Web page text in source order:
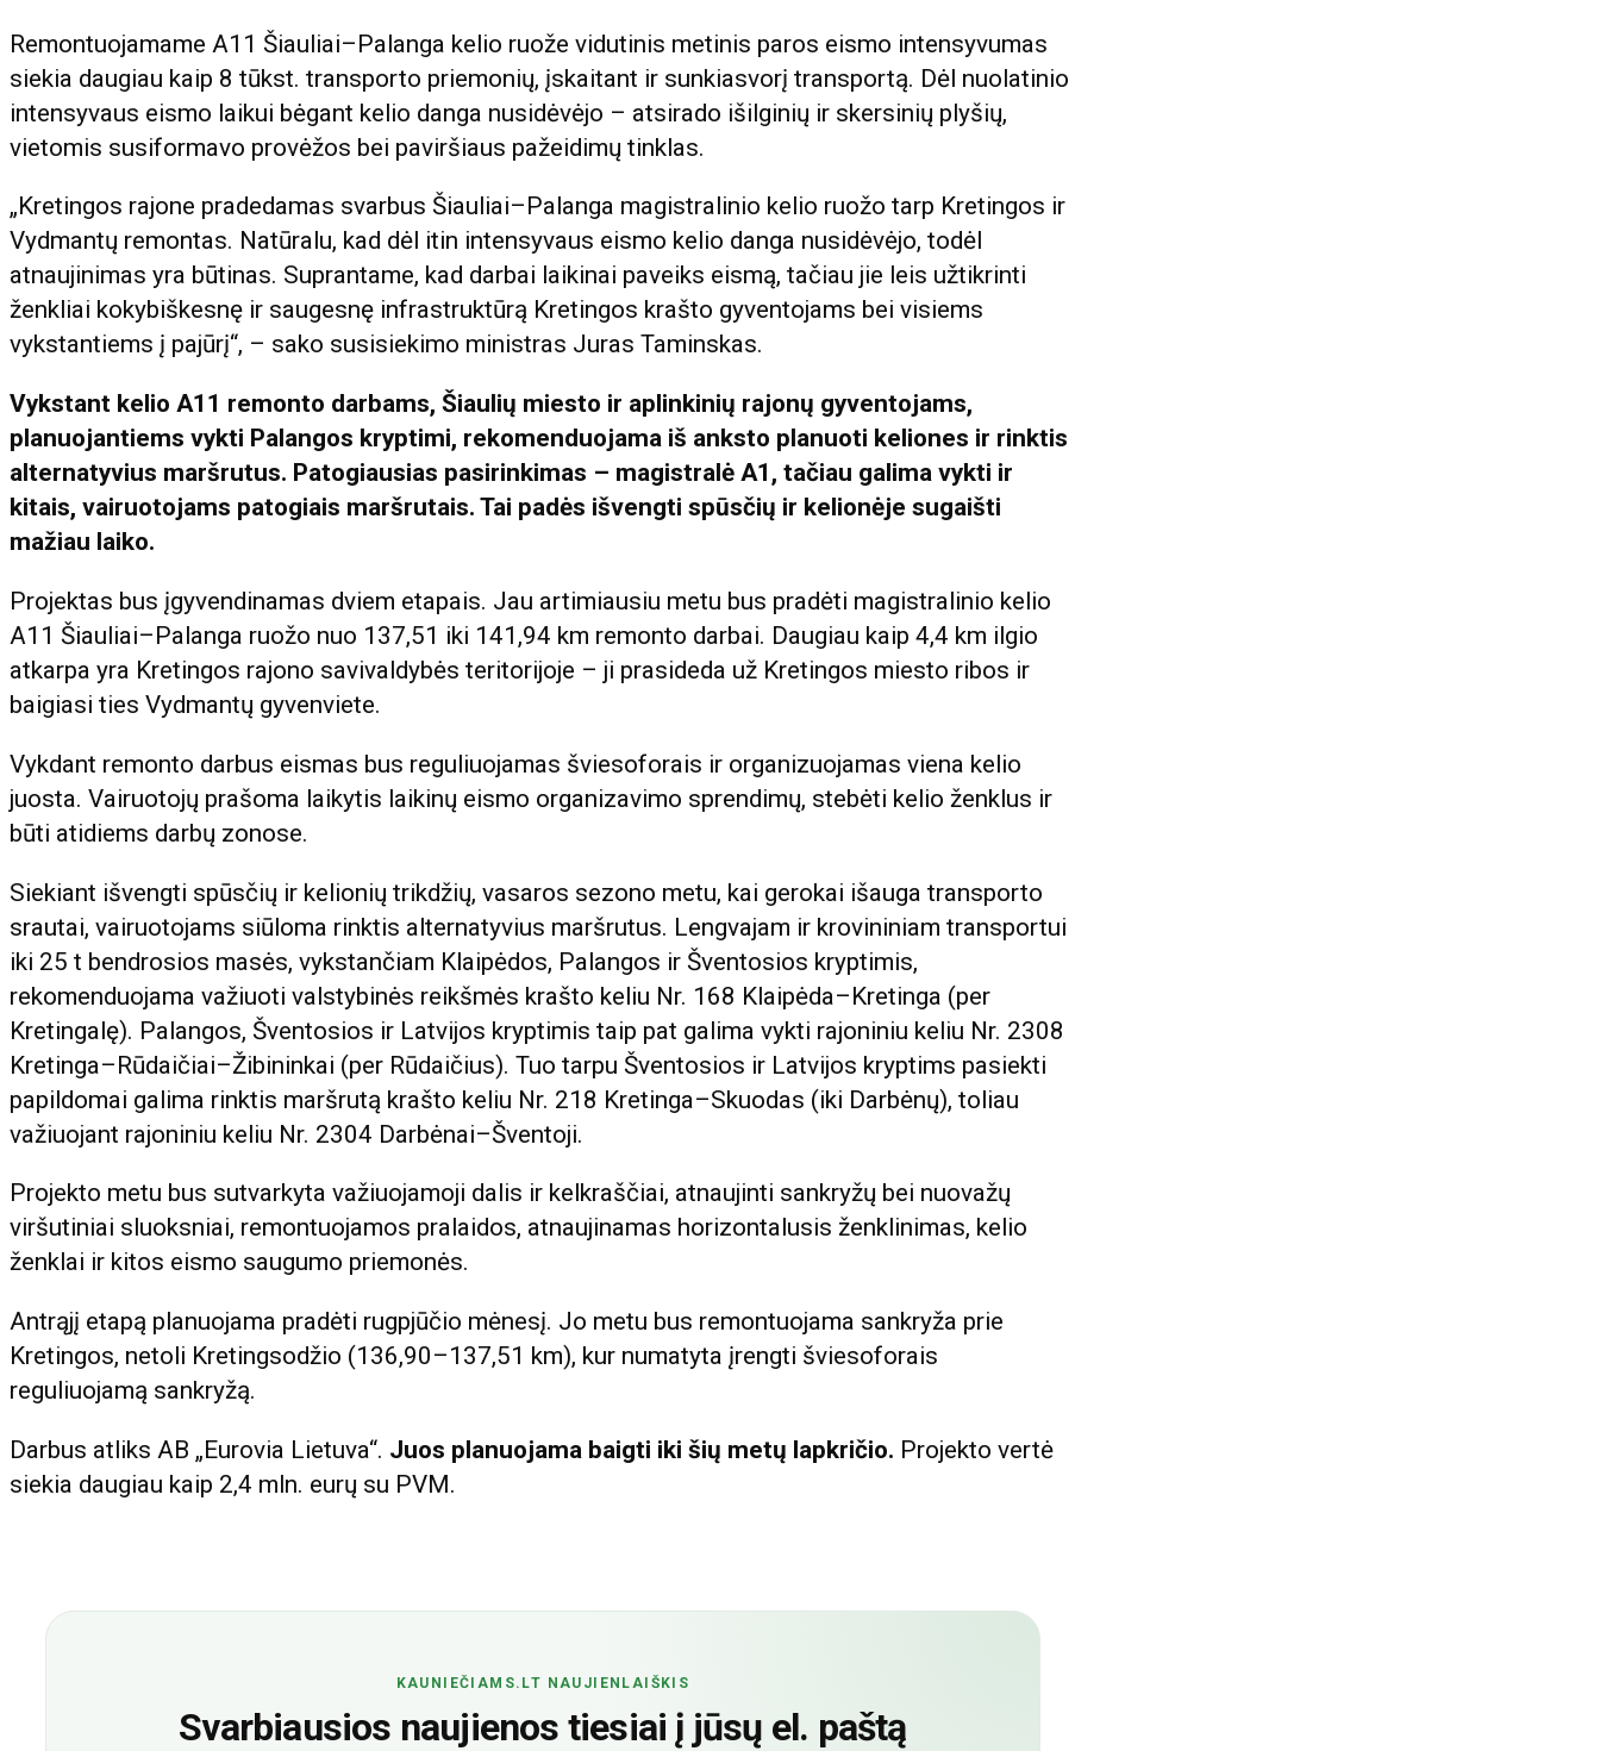
Remontuojamame A11 Šiauliai–Palanga kelio ruože vidutinis metinis paros eismo intensyvumas
siekia daugiau kaip 8 tūkst. transporto priemonių, įskaitant ir sunkiasvorį transportą. Dėl nuolatinio
intensyvaus eismo laikui bėgant kelio danga nusidėvėjo – atsirado išilginių ir skersinių plyšių,
vietomis susiformavo provėžos bei paviršiaus pažeidimų tinklas.
„Kretingos rajone pradedamas svarbus Šiauliai–Palanga magistralinio kelio ruožo tarp Kretingos ir
Vydmantų remontas. Natūralu, kad dėl itin intensyvaus eismo kelio danga nusidėvėjo, todėl
atnaujinimas yra būtinas. Suprantame, kad darbai laikinai paveiks eismą, tačiau jie leis užtikrinti
ženkliai kokybiškesnę ir saugesnę infrastruktūrą Kretingos krašto gyventojams bei visiems
vykstantiems į pajūrį“, – sako susisiekimo ministras Juras Taminskas.
Vykstant kelio A11 remonto darbams, Šiaulių miesto ir aplinkinių rajonų gyventojams,
planuojantiems vykti Palangos kryptimi, rekomenduojama iš anksto planuoti keliones ir rinktis
alternatyvius maršrutus. Patogiausias pasirinkimas – magistralė A1, tačiau galima vykti ir
kitais, vairuotojams patogiais maršrutais. Tai padės išvengti spūsčių ir kelionėje sugaišti
mažiau laiko.
Projektas bus įgyvendinamas dviem etapais. Jau artimiausiu metu bus pradėti magistralinio kelio
A11 Šiauliai–Palanga ruožo nuo 137,51 iki 141,94 km remonto darbai. Daugiau kaip 4,4 km ilgio
atkarpa yra Kretingos rajono savivaldybės teritorijoje – ji prasideda už Kretingos miesto ribos ir
baigiasi ties Vydmantų gyvenviete.
Vykdant remonto darbus eismas bus reguliuojamas šviesoforais ir organizuojamas viena kelio
juosta. Vairuotojų prašoma laikytis laikinų eismo organizavimo sprendimų, stebėti kelio ženklus ir
būti atidiems darbų zonose.
Siekiant išvengti spūsčių ir kelionių trikdžių, vasaros sezono metu, kai gerokai išauga transporto
srautai, vairuotojams siūloma rinktis alternatyvius maršrutus. Lengvajam ir krovininiam transportui
iki 25 t bendrosios masės, vykstančiam Klaipėdos, Palangos ir Šventosios kryptimis,
rekomenduojama važiuoti valstybinės reikšmės krašto keliu Nr. 168 Klaipėda–Kretinga (per
Kretingalę). Palangos, Šventosios ir Latvijos kryptimis taip pat galima vykti rajoniniu keliu Nr. 2308
Kretinga–Rūdaičiai–Žibininkai (per Rūdaičius). Tuo tarpu Šventosios ir Latvijos kryptims pasiekti
papildomai galima rinktis maršrutą krašto keliu Nr. 218 Kretinga–Skuodas (iki Darbėnų), toliau
važiuojant rajoniniu keliu Nr. 2304 Darbėnai–Šventoji.
Projekto metu bus sutvarkyta važiuojamoji dalis ir kelkraščiai, atnaujinti sankryžų bei nuovažų
viršutiniai sluoksniai, remontuojamos pralaidos, atnaujinamas horizontalusis ženklinimas, kelio
ženklai ir kitos eismo saugumo priemonės.
Antrąjį etapą planuojama pradėti rugpjūčio mėnesį. Jo metu bus remontuojama sankryža prie
Kretingos, netoli Kretingsodžio (136,90–137,51 km), kur numatyta įrengti šviesoforais
reguliuojamą sankryžą.
Darbus atliks AB „Eurovia Lietuva“. Juos planuojama baigti iki šių metų lapkričio. Projekto vertė
siekia daugiau kaip 2,4 mln. eurų su PVM.
KAUNIEČIAMS.LT NAUJIENLAIŠKIS
Svarbiausios naujienos tiesiai į jūsų el. paštą